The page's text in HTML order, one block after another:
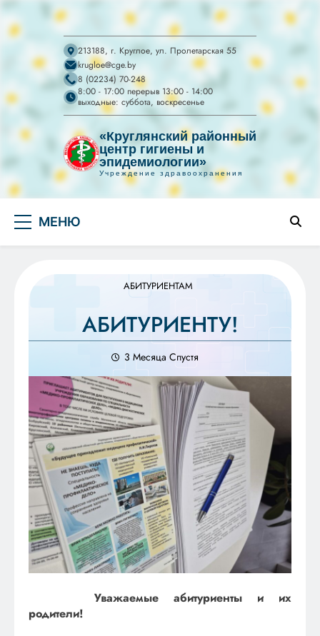
213188, г. Круглое, ул. Пролетарская 55
krugloe@cge.by
8 (02234) 70-248
8:00 - 17:00 перерыв 13:00 - 14:00
выходные: суббота, воскресенье
«Круглянский районный
центр гигиены и
эпидемиологии»
Учреждение здравоохранения
УЗ "Круглянский
райЦГЭ"
УЗ "Круглянский районный центр гигиены и
МЕНЮ
АБИТУРИЕНТАМ
АБИТУРИЕНТУ!
3 Месяца Спустя
Уважаемые абитуриенты и их
родители!